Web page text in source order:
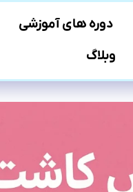
دوره های آموزشی
وبلاگ